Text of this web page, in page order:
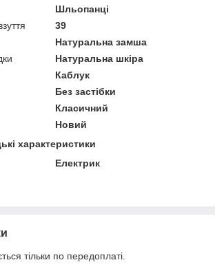
Шльопанці
39
Натуральна замша
Натуральна шкіра
Каблук
Без застібки
Класичний
Новий
характеристики
Електрик
тільки по передоплаті.